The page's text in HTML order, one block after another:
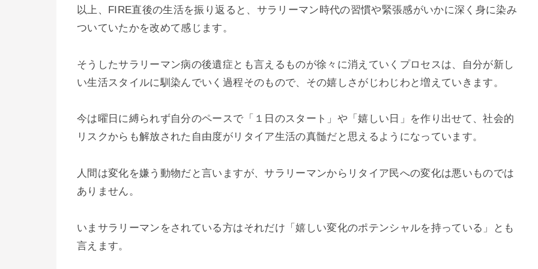
以上、FIRE直後の生活を振り返ると、サラリーマン時代の習慣や緊張感がいかに深く身に染み
ついていたかを改めて感じます。
そうしたサラリーマン病の後遺症とも言えるものが徐々に消えていくプロセスは、自分が新し
い生活スタイルに馴染んでいく過程そのもので、その嬉しさがじわじわと増えていきます。
今は曜日に縛られず自分のペースで「１日のスタート」や「嬉しい日」を作り出せて、社会的
リスクからも解放された自由度がリタイア生活の真髄だと思えるようになっています。
人間は変化を嫌う動物だと言いますが、サラリーマンからリタイア民への変化は悪いものでは
ありません。
いまサラリーマンをされている方はそれだけ「嬉しい変化のポテンシャルを持っている」とも
言えます。